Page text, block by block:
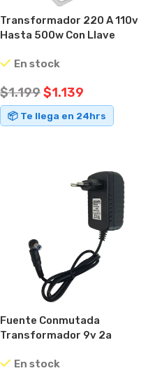
Transformador 220 A 110v
Hasta 500w Con Llave
En stock
$1.199$1.139
📦 Te llega en 24hrs
Fuente Conmutada
Transformador 9v 2a
NegroEn stock